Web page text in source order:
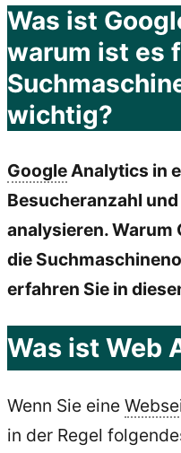
Was ist
warum ist es
wichtig?
Google Analytics in
Besucheranzahl
analysieren. Warum
die
erfahren Sie in
Was ist Web
Wenn Sie eine
in der Regel